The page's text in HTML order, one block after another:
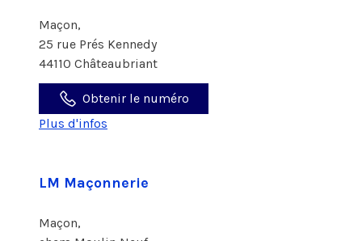
Maçon,
25 rue Prés Kennedy
44110 Châteaubriant
Obtenir le numéro
Plus d'infos
LM Maçonnerie
Maçon,